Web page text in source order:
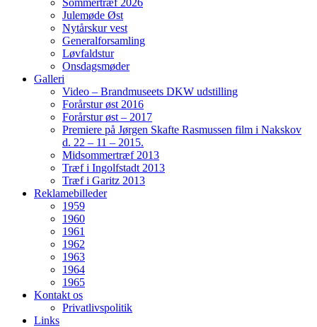
Julemøde Øst
Nytårskur vest
Generalforsamling
Løvfaldstur
Onsdagsmøder
Galleri
Video – Brandmuseets DKW udstilling
Forårstur øst 2016
Forårstur øst – 2017
Premiere på Jørgen Skafte Rasmussen film i Nakskov
d. 22 – 11 – 2015.
Midsommertræf 2013
Træf i Ingolfstadt 2013
Træf i Garitz 2013
Reklamebilleder
1959
1960
1961
1962
1963
1964
1965
Kontakt os
Privatlivspolitik
Links